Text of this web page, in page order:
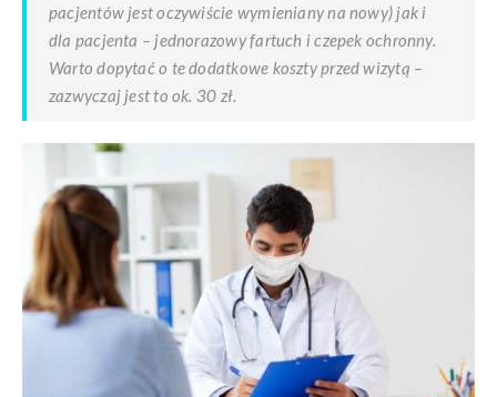
pacjentów jest oczywiście wymieniany na nowy) jak i
dla pacjenta – jednorazowy fartuch i czepek ochronny.
Warto dopytać o te dodatkowe koszty przed wizytą –
zazwyczaj jest to ok. 30 zł.